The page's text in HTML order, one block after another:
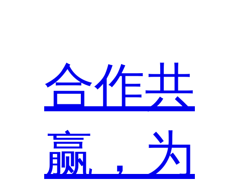
合作共
赢，为